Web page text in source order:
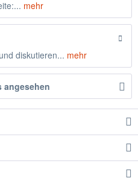
mehr
diskutieren... mehr
angesehen